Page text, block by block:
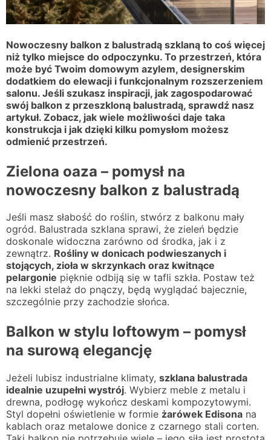
Nowoczesny balkon z balustradą szklaną to coś więcej
niż tylko miejsce do odpoczynku. To przestrzeń, która
może być Twoim domowym azylem, designerskim
dodatkiem do elewacji i funkcjonalnym rozszerzeniem
salonu. Jeśli szukasz inspiracji, jak zagospodarować
swój balkon z przeszkloną balustradą, sprawdź nasz
artykuł. Zobacz, jak wiele możliwości daje taka
konstrukcja i jak dzięki kilku pomysłom możesz
odmienić przestrzeń.
Zielona oaza – pomysł na
nowoczesny balkon z balustradą
Jeśli masz słabość do roślin, stwórz z balkonu mały
ogród. Balustrada szklana sprawi, że zieleń będzie
doskonale widoczna zarówno od środka, jak i z
zewnątrz. Rośliny w donicach podwieszanych i
stojących, zioła w skrzynkach oraz kwitnące
pelargonie pięknie odbiją się w tafli szkła. Postaw też
na lekki stelaż do pnączy, będą wyglądać bajecznie,
szczególnie przy zachodzie słońca.
Balkon w stylu loftowym – pomysł
na surową elegancję
Jeżeli lubisz industrialne klimaty, szklana balustrada
idealnie uzupełni wystrój. Wybierz meble z metalu i
drewna, podłogę wykończ deskami kompozytowymi.
Styl dopełni oświetlenie w formie żarówek Edisona na
kablach oraz metalowe donice z czarnego stali corten.